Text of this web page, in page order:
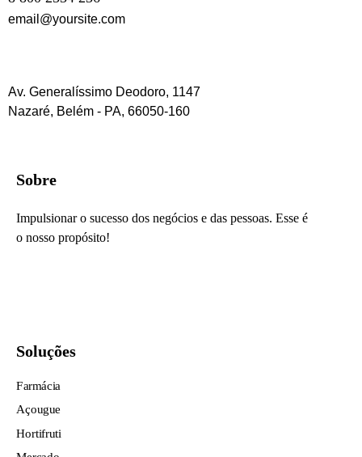
email@yoursite.com
Av. Generalíssimo Deodoro, 1147
Nazaré, Belém - PA, 66050-160
Sobre
Impulsionar o sucesso dos negócios e das pessoas. Esse é
o nosso propósito!
Soluções
Farmácia
Açougue
Hortifruti